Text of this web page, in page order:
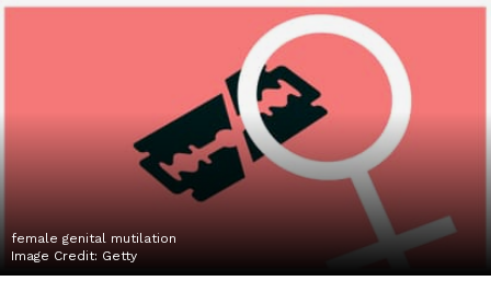
female genital mutilation
Image Credit: Getty